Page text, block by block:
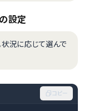
設定
況に応じて選んで
コピー